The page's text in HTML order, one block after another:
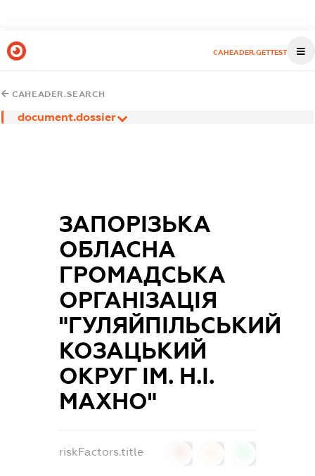
CAHEADER.GETTEST
CAHEADER.SEARCH
document.dossier
ЗАПОРІЗЬКА
ОБЛАСНА
ГРОМАДСЬКА
ОРГАНІЗАЦІЯ
"ГУЛЯЙПІЛЬСЬКИЙ
КОЗАЦЬКИЙ
ОКРУГ ІМ. Н.І.
МАХНО"
riskFactors.title